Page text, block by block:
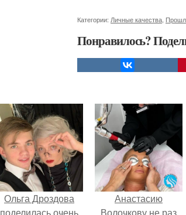
Категории: Личные качества
Понравилось?
Ольга Дроздова
Анастасию